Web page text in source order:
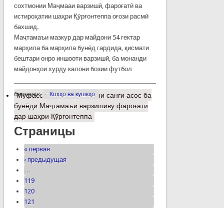
сохтмонии Маҷмааи варзишӣ, фароғатӣ ва
истироҳатии шаҳри Қӯрғонтеппа оғози расмӣ
бахшид.
Маҷтамаъи мазкур дар майдони 54 гектар
марҳила ба марҳила бунёд гардида, қисмати
бештари онро иншооти варзишӣ, ба монанди
майдонҳои хурду калони бозии футбол
барчасп: Кохҳо ва кушкҳо
Муфассалтаро Гузоштани санги асос ба
бунёди Маҷтамаъи варзишиву фароғатӣ
дар шаҳри Қӯрғонтеппа
Страницы
« первая
‹ предыдущая
…
119
120
121